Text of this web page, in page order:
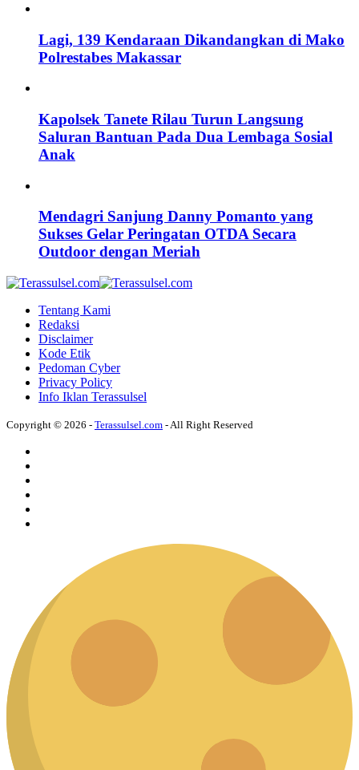
Lagi, 139 Kendaraan Dikandangkan di Mako
Polrestabes Makassar
Kapolsek Tanete Rilau Turun Langsung
Saluran Bantuan Pada Dua Lembaga Sosial
Anak
Mendagri Sanjung Danny Pomanto yang
Sukses Gelar Peringatan OTDA Secara
Outdoor dengan Meriah
Tentang Kami
Redaksi
Disclaimer
Kode Etik
Pedoman Cyber
Privacy Policy
Info Iklan Terassulsel
Copyright © 2026 - Terassulsel.com - All Right Reserved